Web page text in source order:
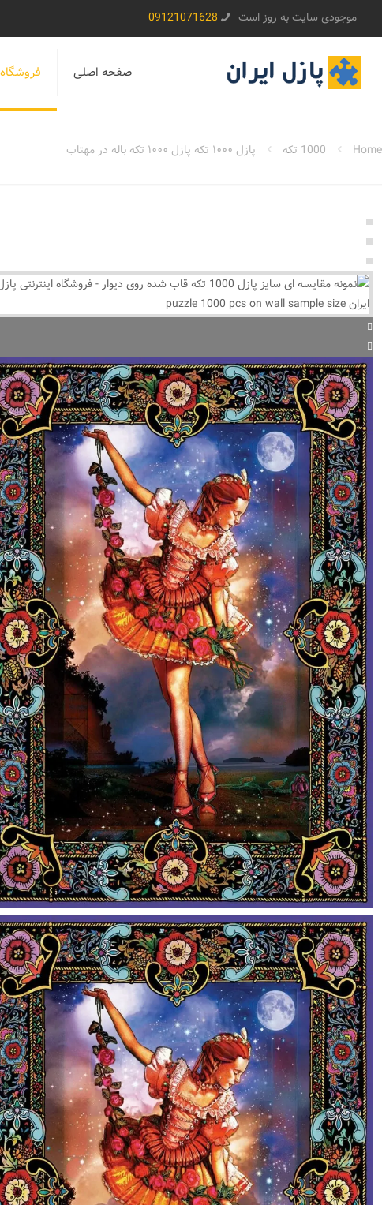
موجودی سایت به روز است 09121071628
صفحه اصلی فروشگاه
Home 1000 تکه پازل ۱۰۰۰ تکه پازل ۱۰۰۰ تکه باله در مهتاب